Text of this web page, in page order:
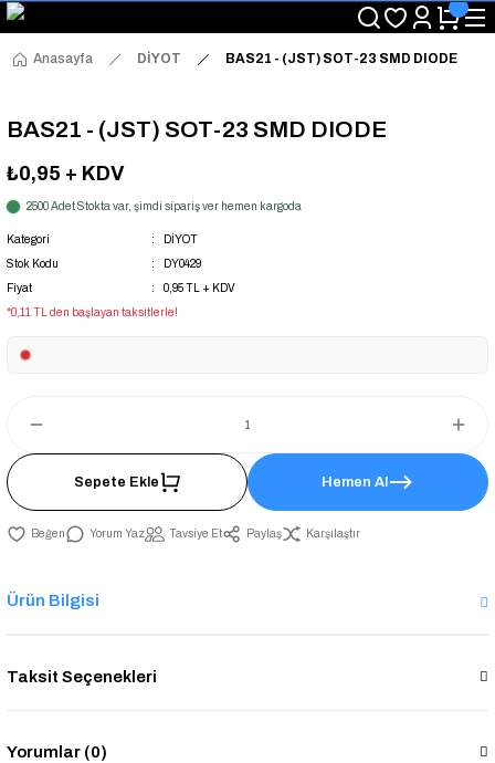
"Saat 14:00'a Kadar Verilen Siparişlerde Aynı Gün Kargo Avantajı!
"Binlerce Ürün Çeşitliliği ile Stoktan Hemen Teslim."
"Toptan Fiyatına Perakende Satış Avantajını Kaçırmayın!"
Anasayfa DİYOT BAS21 - (JST) SOT-23 SMD DIODE
BAS21 - (JST) SOT-23 SMD DIODE
₺0,95 + KDV
2500 Adet Stokta var, şimdi sipariş ver hemen kargoda
Kategori
DİYOT
Stok Kodu
DY0429
Fiyat
0,95 TL + KDV
*0,11 TL den başlayan taksitlerle!
Sepete Ekle Hemen Al
Yorum Yaz Tavsiye Et Paylaş Karşılaştır
Ürün Bilgisi
Taksit Seçenekleri
Yorumlar (0)